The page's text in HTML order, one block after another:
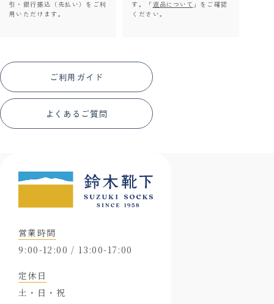
引・銀行振込（先払い）をご利
用いただけます。
す。「返品について 」をご確認
ください。
ご利用ガイド
よくあるご質問
営業時間
9:00-12:00 / 13:00-17:00
定休日
土・日・祝